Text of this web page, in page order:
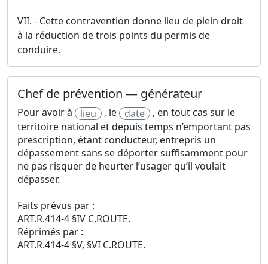
VII. - Cette contravention donne lieu de plein droit
à la réduction de trois points du permis de
conduire.
Chef de prévention — générateur
Pour avoir à lieu , le date
, en tout cas sur le
territoire national et depuis temps n’emportant pas
prescription, étant conducteur, entrepris un
dépassement sans se déporter suffisamment pour
ne pas risquer de heurter l’usager qu’il voulait
dépasser.
Faits prévus par :
ART.R.414-4 §IV C.ROUTE.
Réprimés par :
ART.R.414-4 §V, §VI C.ROUTE.